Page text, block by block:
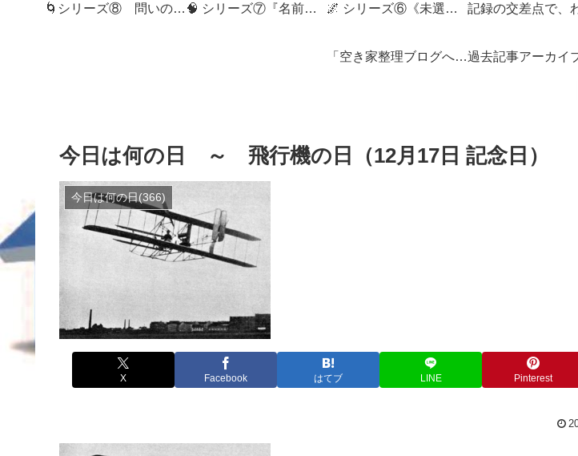
🌀シリーズ⑧ 問いの狭間へ：記録社会とMemory Diveの世界へようこそ 🧠 シリーズ⑦『名前のない記憶』 🌌 シリーズ⑥《未選択の編集点》
「空き家整理ブログへようこそ！」
今日は何の日 ～ 飛行機の日（12月17日 記念日）
今日は何の日(366)
X Facebook はてブ LINE Pinterest